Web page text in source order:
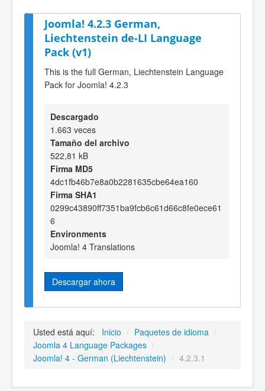
Joomla! 4.2.3 German,
Liechtenstein de-LI Language
Pack (v1)
This is the full German, Liechtenstein Language
Pack for Joomla! 4.2.3
Descargado
1.663 veces
Tamaño del archivo
522,81 kB
Firma MD5
4dc1fb46b7e8a0b2281635cbe64ea160
Firma SHA1
0299c43890ff7351ba9fcb6c61d66c8fe0ece61
6
Environments
Joomla! 4 Translations
Descargar ahora
Usted está aquí: Inicio / Paquetes de idioma /
Joomla 4 Language Packages /
Joomla! 4 - German (Liechtenstein) / 4.2.3.1